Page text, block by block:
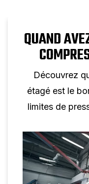
QUAND
Découvrez
étagé est le
limites de